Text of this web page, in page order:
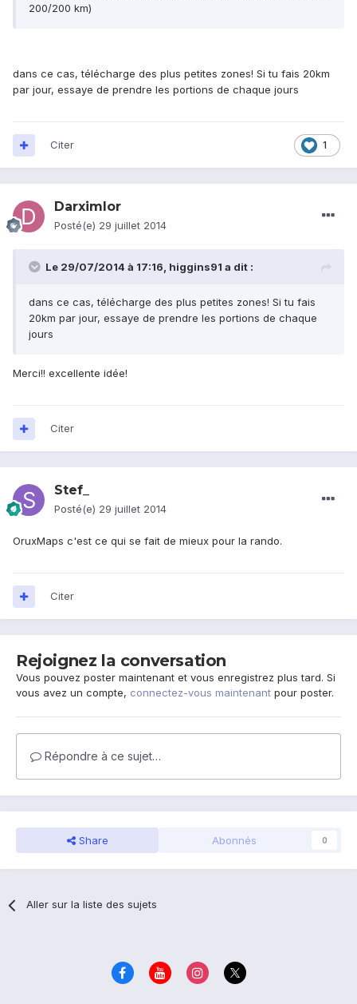
200/200 km)
dans ce cas, télécharge des plus petites zones! Si tu fais 20km
par jour, essaye de prendre les portions de chaque jours
1
Citer
Darximlor
Posté(e) 29 juillet 2014
Le 29/07/2014 à 17:16, higgins91 a dit :
dans ce cas, télécharge des plus petites zones! Si tu fais
20km par jour, essaye de prendre les portions de chaque
jours
Merci!! excellente idée!
Citer
Stef_
Posté(e) 29 juillet 2014
OruxMaps c'est ce qui se fait de mieux pour la rando.
Citer
Rejoignez la conversation
Vous pouvez poster maintenant et vous enregistrez plus tard. Si
vous avez un compte, connectez-vous maintenant pour poster.
Répondre à ce sujet…
Share Abonnés 0
Aller sur la liste des sujets